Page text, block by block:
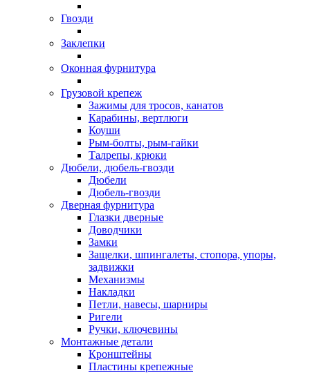
Гвозди
Заклепки
Оконная фурнитура
Грузовой крепеж
Зажимы для тросов, канатов
Карабины, вертлюги
Коуши
Рым-болты, рым-гайки
Талрепы, крюки
Дюбели, дюбель-гвозди
Дюбели
Дюбель-гвозди
Дверная фурнитура
Глазки дверные
Доводчики
Замки
Защелки, шпингалеты, стопора, упоры,
задвижки
Механизмы
Накладки
Петли, навесы, шарниры
Ригели
Ручки, ключевины
Монтажные детали
Кронштейны
Пластины крепежные